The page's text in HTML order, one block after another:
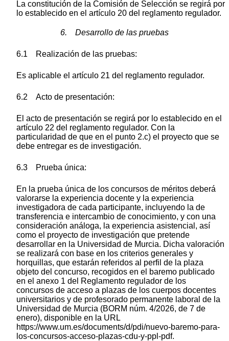
La constitución de la Comisión de Selección se regirá por
lo establecido en el artículo 20 del reglamento regulador.
6. Desarrollo de las pruebas
6.1 Realización de las pruebas:
Es aplicable el artículo 21 del reglamento regulador.
6.2 Acto de presentación:
El acto de presentación se regirá por lo establecido en el
artículo 22 del reglamento regulador. Con la
particularidad de que en el punto 2.c) el proyecto que se
debe entregar es de investigación.
6.3 Prueba única:
En la prueba única de los concursos de méritos deberá
valorarse la experiencia docente y la experiencia
investigadora de cada participante, incluyendo la de
transferencia e intercambio de conocimiento, y con una
consideración análoga, la experiencia asistencial, así
como el proyecto de investigación que pretende
desarrollar en la Universidad de Murcia. Dicha valoración
se realizará con base en los criterios generales y
horquillas, que estarán referidos al perfil de la plaza
objeto del concurso, recogidos en el baremo publicado
en el anexo 1 del Reglamento regulador de los
concursos de acceso a plazas de los cuerpos docentes
universitarios y de profesorado permanente laboral de la
Universidad de Murcia (BORM núm. 4/2026, de 7 de
enero), disponible en la URL
https://www.um.es/documents/d/pdi/nuevo-baremo-para-
los-concursos-acceso-plazas-cdu-y-ppl-pdf.